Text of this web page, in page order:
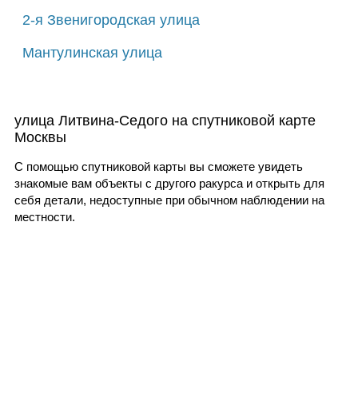
2-я Звенигородская улица
Мантулинская улица
улица Литвина-Седого на спутниковой карте
Москвы
С помощью спутниковой карты вы сможете увидеть
знакомые вам объекты с другого ракурса и открыть для
себя детали, недоступные при обычном наблюдении на
местности.